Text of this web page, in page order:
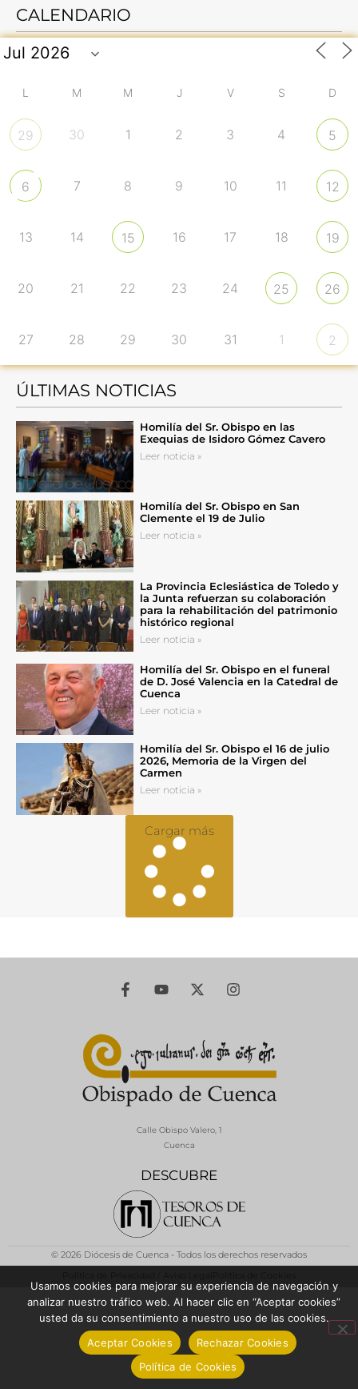
CALENDARIO
L M M J V S D
29 30 1 2 3 4 5
6 7 8 9 10 11 12
13 14 15 16 17 18 19
20 21 22 23 24 25 26
27 28 29 30 31 1 2
ÚLTIMAS NOTICIAS
Homilía del Sr. Obispo en las
Exequias de Isidoro Gómez Cavero
Leer noticia »
Homilía del Sr. Obispo en San
Clemente el 19 de Julio
Leer noticia »
La Provincia Eclesiástica de Toledo y
la Junta refuerzan su colaboración
para la rehabilitación del patrimonio
histórico regional
Leer noticia »
Homilía del Sr. Obispo en el funeral
de D. José Valencia en la Catedral de
Cuenca
Leer noticia »
Homilía del Sr. Obispo el 16 de julio
2026, Memoria de la Virgen del
Carmen
Leer noticia »
Cargar más
DESCUBRE
Calle Obispo Valero, 1
Cuenca
© 2026 Diócesis de Cuenca - Todos los derechos reservados
Usamos cookies para mejorar su experiencia de navegación y
analizar nuestro tráfico web. Al hacer clic en “Aceptar cookies”
usted da su consentimiento a nuestro uso de las cookies.
Aceptar Cookies
Rechazar Cookies
Política de Cookies